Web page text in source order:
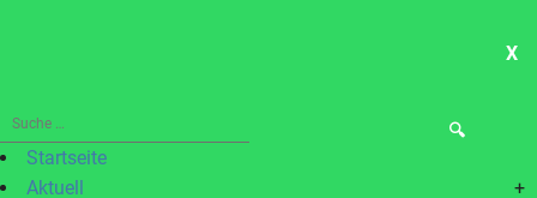
X
Suche
nach:Startseite
Aktuell
+